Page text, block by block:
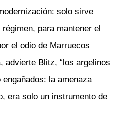
solo sirve
para mantener el
el odio de Marruecos”.
advierte Blitz, “los argelinos
la amenaza
era solo un instrumento de